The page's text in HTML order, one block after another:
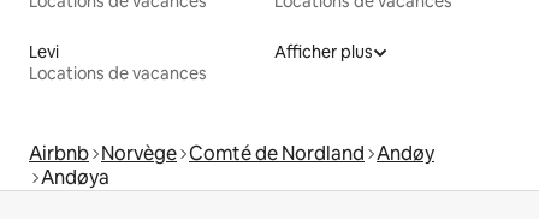
Levi
Locations de vacances
Afficher plus
Airbnb Norvège Comté de Nordland Andøy
Andøya